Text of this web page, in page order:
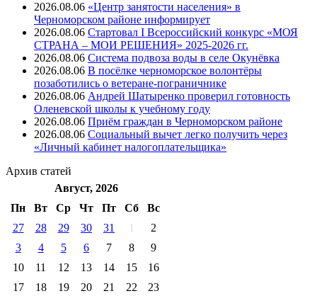
2026.08.06 «Центр занятости населения» в
Черноморском районе информирует
2026.08.06 Стартовал I Всероссийский конкурс «МОЯ
СТРАНА – МОИ РЕШЕНИЯ» 2025-2026 гг.
2026.08.06 Система подвоза воды в селе Окунёвка
2026.08.06 В посёлке черноморское волонтёры
позаботились о ветеране-пограничнике
2026.08.06 Андрей Шатыренко проверил готовность
Оленевской школы к учебному году
2026.08.06 Приём граждан в Черноморском районе
2026.08.06 Социальный вычет легко получить через
«Личный кабинет налогоплательщика»
Архив статей
Август, 2026
Пн
Вт Ср Чт Пт Cб
Вс
27
28 29 30 31 1
2
3
4 5 6 7 8
9
10
11 12 13 14 15
16
17
18 19 20 21 22
23